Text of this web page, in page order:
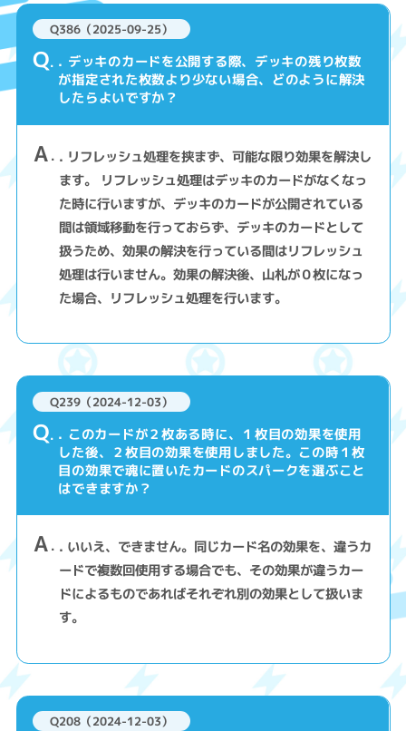
Q386（2025-09-25）
Q . デッキのカードを公開する際、デッキの残り枚数
が指定された枚数より少ない場合、どのように解決
したらよいですか？
A . リフレッシュ処理を挟まず、可能な限り効果を解決し
ます。 リフレッシュ処理はデッキのカードがなくなっ
た時に行いますが、デッキのカードが公開されている
間は領域移動を行っておらず、デッキのカードとして
扱うため、効果の解決を行っている間はリフレッシュ
処理は行いません。効果の解決後、山札が０枚になっ
た場合、リフレッシュ処理を行います。
Q239（2024-12-03）
Q . このカードが２枚ある時に、１枚目の効果を使用
した後、２枚目の効果を使用しました。この時１枚
目の効果で魂に置いたカードのスパークを選ぶこと
はできますか？
A . いいえ、できません。同じカード名の効果を、違うカ
ードで複数回使用する場合でも、その効果が違うカー
ドによるものであればそれぞれ別の効果として扱いま
す。
Q208（2024-12-03）